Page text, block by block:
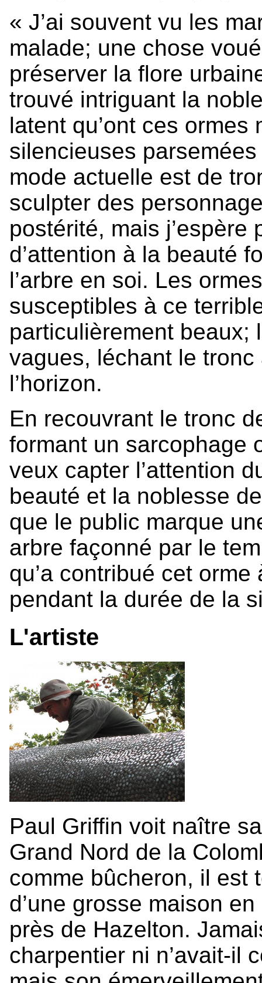
« J’ai souvent vu les
malade; une chose
préserver la flore
trouvé intriguant la
latent qu’ont ces
silencieuses
mode actuelle est de
sculpter des
postérité, mais j’espère
d’attention à la beauté
l’arbre en soi. Les
susceptibles à ce
particulièrement beaux;
vagues, léchant le tronc
l’horizon.
En recouvrant le tronc
formant un sarcophage
veux capter l’attention
beauté et la noblesse
que le public marque
arbre façonné par le
qu’a contribué cet
pendant la durée de la
L'artiste
Paul Griffin voit naître
Grand Nord de la
comme bûcheron, il est
d’une grosse maison
près de Hazelton.
charpentier ni n’avait-il